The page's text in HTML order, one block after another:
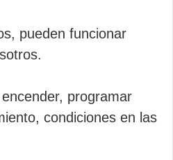
pueden funcionar
programar
condiciones en las